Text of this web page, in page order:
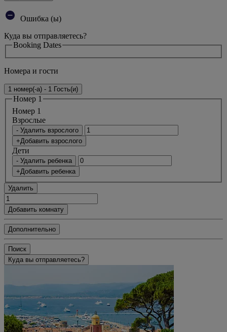
Ошибка (ы)
Куда вы отправляетесь?
Booking Dates
Номера и гости
1 номер(-а) - 1 Гость(и)
Номер 1
Номер 1
Bзрослые
- Удалить взрослого
+Добавить взрослого
Дети
- Удалить ребенка
+Добавить ребенка
Удалить
Добавить комнату
Дополнительно
Поиск
Куда вы отправляетесь?